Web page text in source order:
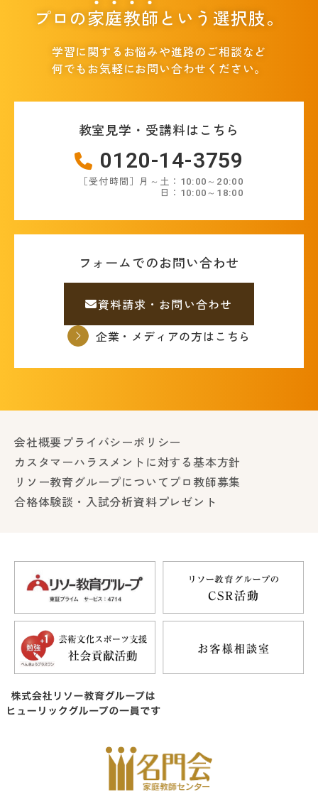
プロの家庭教師という選択肢。
学習に関するお悩みや進路のご相談など
何でもお気軽にお問い合わせください。
教室見学・受講料はこちら
0120-14-3759
［受付時間］月～土：10:00～20:00
日：10:00～18:00
フォームでのお問い合わせ
資料請求・お問い合わせ
企業・メディアの方はこちら
会社概要プライバシーポリシー
カスタマーハラスメントに対する基本方針
リソー教育グループについて プロ教師募集
合格体験談・入試分析資料プレゼント